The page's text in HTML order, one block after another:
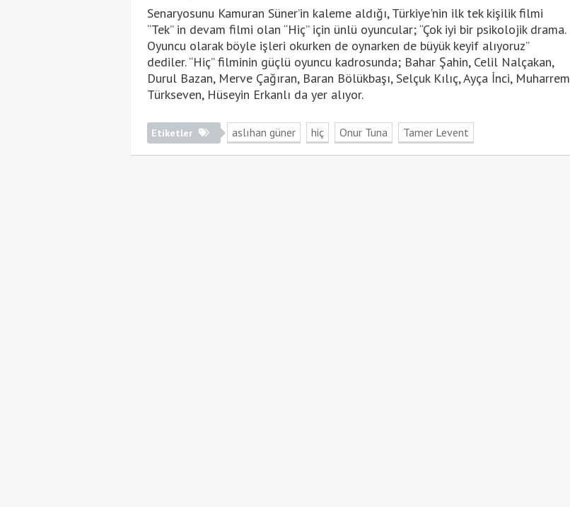
Senaryosunu Kamuran Süner’in kaleme aldığı, Türkiye'nin ilk tek kişilik filmi
“Tek” in devam filmi olan “Hiç” için ünlü oyuncular; “Çok iyi bir psikolojik drama.
Oyuncu olarak böyle işleri okurken de oynarken de büyük keyif alıyoruz”
dediler. “Hiç” filminin güçlü oyuncu kadrosunda; Bahar Şahin, Celil Nalçakan,
Durul Bazan, Merve Çağıran, Baran Bölükbaşı, Selçuk Kılıç, Ayça İnci, Muharrem
Türkseven, Hüseyin Erkanlı da yer alıyor.
Etiketler aslıhan güner hiç Onur Tuna Tamer Levent